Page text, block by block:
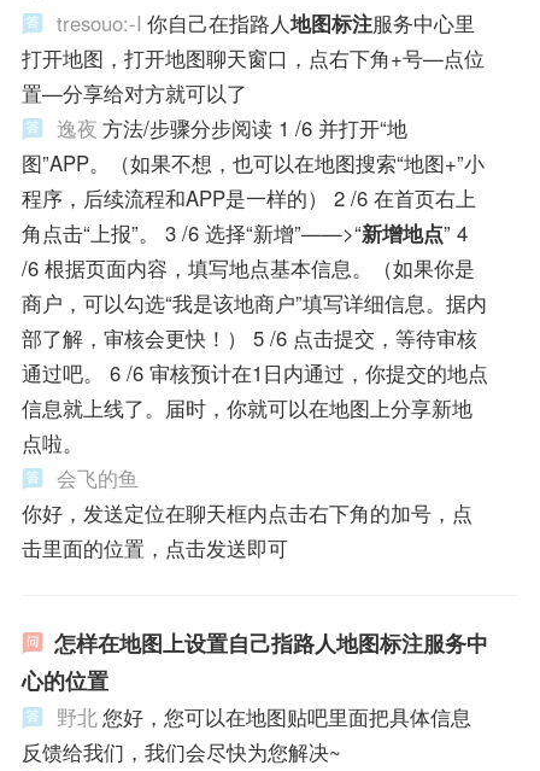
tresouo:-I 你自己在指路人地图标注服务中心里
打开地图，打开地图聊天窗口，点右下角+号—点位
置—分享给对方就可以了
逸夜 方法/步骤分步阅读 1 /6 并打开“地
图”APP。（如果不想，也可以在地图搜索“地图+”小
程序，后续流程和APP是一样的） 2 /6 在首页右上
角点击“上报”。 3 /6 选择“新增”——>“新增地点” 4
/6 根据页面内容，填写地点基本信息。（如果你是
商户，可以勾选“我是该地商户”填写详细信息。据内
部了解，审核会更快！） 5 /6 点击提交，等待审核
通过吧。 6 /6 审核预计在1日内通过，你提交的地点
信息就上线了。届时，你就可以在地图上分享新地
点啦。
会飞的鱼
你好，发送定位在聊天框内点击右下角的加号，点
击里面的位置，点击发送即可
怎样在地图上设置自己指路人地图标注服务中
心的位置
野北您好，您可以在地图贴吧里面把具体信息
反馈给我们，我们会尽快为您解决~